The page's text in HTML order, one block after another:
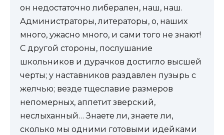
он недостаточно либерален, наш, наш.
Администраторы, литераторы, о, наших
много, ужасно много, и сами того не знают!
С другой стороны, послушание
школьников и дурачков достигло высшей
черты; у наставников раздавлен пузырь с
желчью; везде тщеславие размеров
непомерных, аппетит зверский,
неслыханный… Знаете ли, знаете ли,
сколько мы одними готовыми идейками